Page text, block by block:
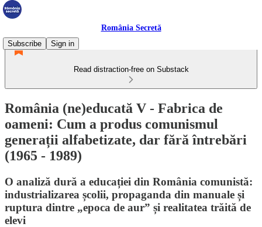
România Secretă
Subscribe
Sign in
Read distraction-free on Substack
România (ne)educată V - Fabrica de
oameni: Cum a produs comunismul
generații alfabetizate, dar fără întrebări
(1965 - 1989)
O analiză dură a educației din România comunistă:
industrializarea școlii, propaganda din manuale și
ruptura dintre „epoca de aur” și realitatea trăită de
elevi